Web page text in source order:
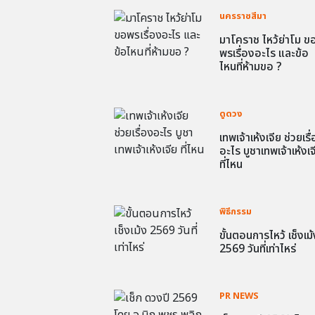
นครราชสีมา
มาโคราช ไหว้ย่าโม ข
พรเรื่องอะไร และข้อ
ไหนที่ห้ามขอ ?
ดูดวง
เทพเจ้าเห้งเจีย ช่วยเ
อะไร บูชาเทพเจ้าเห้งเ
ที่ไหน
พิธีกรรม
ขั้นตอนการไหว้ เช็งเ
2569 วันที่เท่าไหร่
PR NEWS